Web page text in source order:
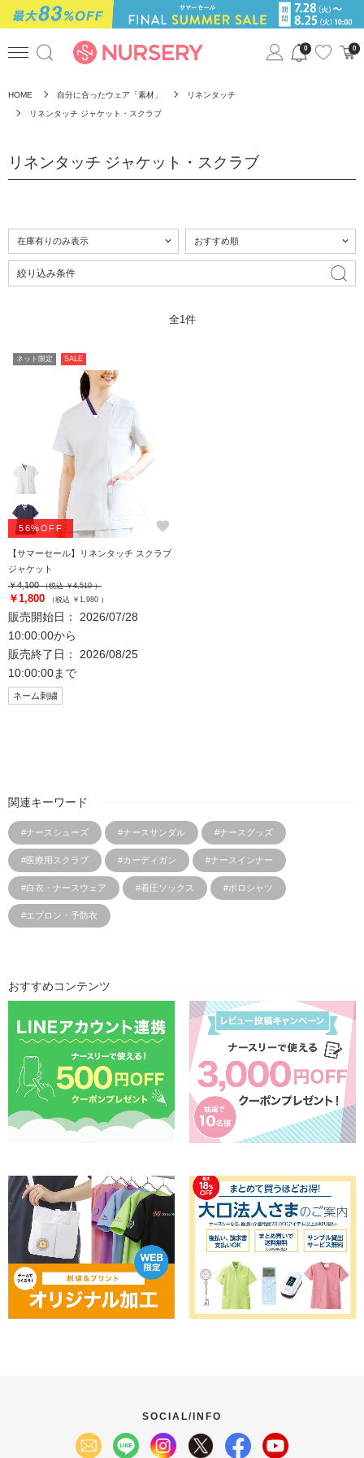
0 0
HOME 自分に合ったウェア「素材」 リネンタッチ
リネンタッチ ジャケット・スクラブ
リネンタッチ ジャケット・スクラブ
絞り込み条件
全1件
ネット限定 SALE
56%OFF favorite
【サマーセール】リネンタッチ スクラブ
ジャケット
￥4,100（税込 ￥4,510 ）
￥1,800 （税込 ￥1,980 ）
販売開始日： 2026/07/28
10:00:00から
販売終了日： 2026/08/25
10:00:00まで
ネーム刺繍
関連キーワード
#ナースシューズ #ナースサンダル #ナースグッズ
#医療用スクラブ #カーディガン #ナースインナー
#白衣・ナースウェア #着圧ソックス #ポロシャツ
#エプロン・予防衣
おすすめコンテンツ
SOCIAL/INFO